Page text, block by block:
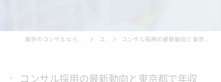
コラム コンサル採用の最新動向と東京都で年収1000万円を目指すためのキャリア戦略
コンサル採用の最新動向と東京都で年収